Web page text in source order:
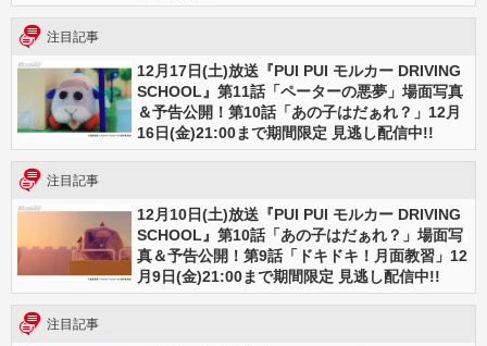
注目記事
12月17日(土)放送『PUI PUI モルカー DRIVING
SCHOOL』第11話「ペーターの悪夢」場面写真
＆予告公開！第10話「あの子はだぁれ？」12月
16日(金)21:00まで期間限定 見逃し配信中!!
注目記事
12月10日(土)放送『PUI PUI モルカー DRIVING
SCHOOL』第10話「あの子はだぁれ？」場面写
真＆予告公開！第9話「ドキドキ！月面教習」12
月9日(金)21:00まで期間限定 見逃し配信中!!
注目記事